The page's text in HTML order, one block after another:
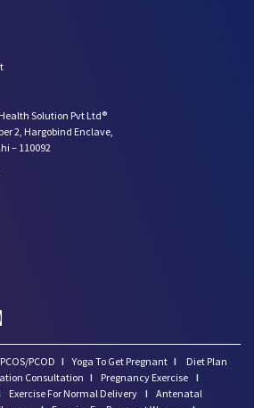
Solution Pvt Ltd®
2, Hargobind Enclave,
– 110092
PCOD I Yoga To Get Pregnant I
Diet Plan
Consultation I Pregnancy Exercise I
Exercise For Normal Delivery I Antenatal